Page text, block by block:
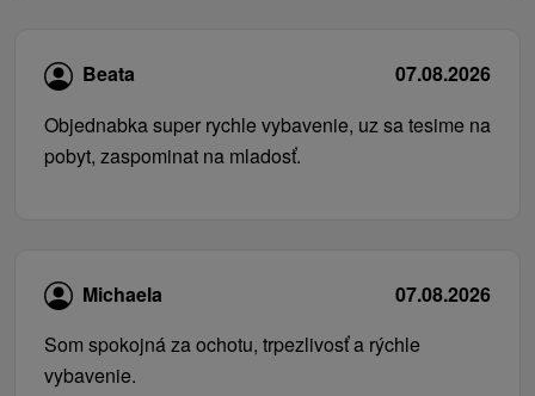
Beata
07.08.2026
Objednabka super rychle vybavenie, uz sa tesime na
pobyt, zaspominat na mladosť.
Michaela
07.08.2026
Som spokojná za ochotu, trpezlivosť a rýchle
vybavenie.